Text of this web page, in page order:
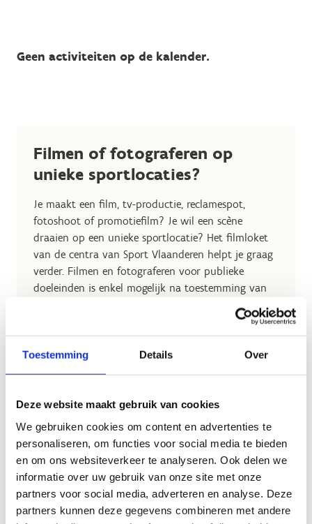
Toestemming Details Over
Deze website maakt gebruik van cookies
We gebruiken cookies om content en advertenties te
personaliseren, om functies voor social media te bieden
en om ons websiteverkeer te analyseren. Ook delen we
informatie over uw gebruik van onze site met onze
partners voor social media, adverteren en analyse. Deze
partners kunnen deze gegevens combineren met andere
Geen activiteiten op de kalender.
Filmen of fotograferen op
unieke sportlocaties?
Je maakt een film, tv-productie, reclamespot,
fotoshoot of promotiefilm? Je wil een scène
draaien op een unieke sportlocatie? Het filmloket
van de centra van Sport Vlaanderen helpt je graag
verder. Filmen en fotograferen voor publieke
doeleinden is enkel mogelijk na toestemming van
Hoe werkt het?